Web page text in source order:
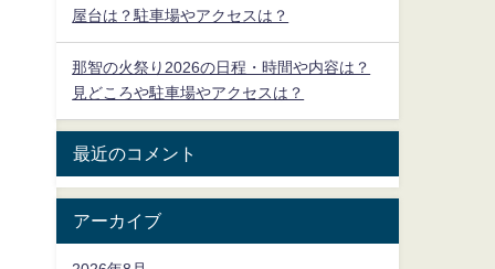
屋台は？駐車場やアクセスは？
那智の火祭り2026の日程・時間や内容は？
見どころや駐車場やアクセスは？
最近のコメント
アーカイブ